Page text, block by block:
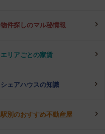
物件探しのマル秘情報
エリアごとの家賃
シェアハウスの知識
駅別のおすすめ不動産屋